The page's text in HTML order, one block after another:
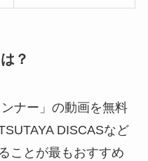
？
ナー」の動画を無料
DISCASなど
ことが最もおすすめ